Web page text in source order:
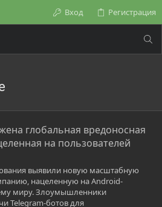
Вход Регистрация
глобальная вредоносная
на пользователей
выявили новую масштабную
нацеленную на Android-
миру. Злоумышленники
Telegram-ботов для